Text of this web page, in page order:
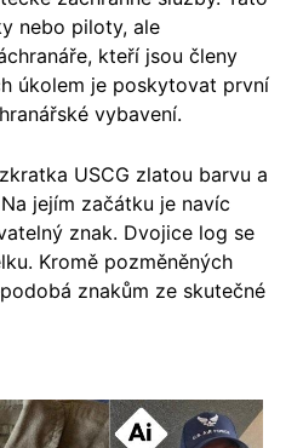
nebo piloty, ale
kteří jsou členy
úkolem je poskytovat první
vybavení.
USCG zlatou barvu a
jejím začátku je navíc
znak. Dvojice log se
Kromě pozměněných
znakům ze skutečné